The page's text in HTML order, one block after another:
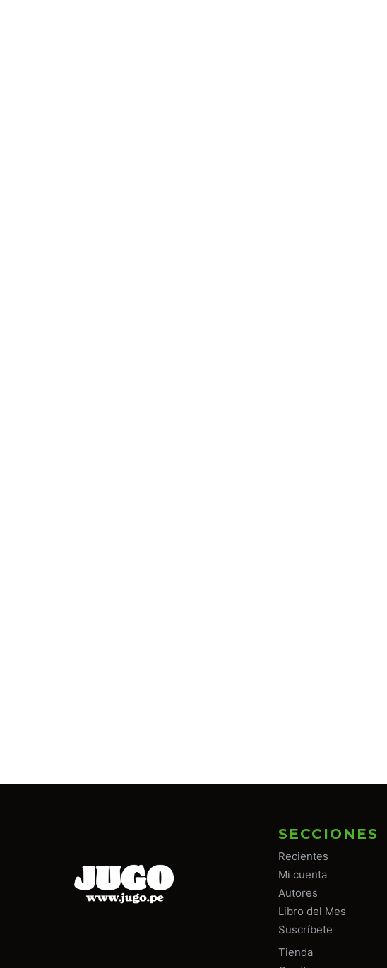
SECCIONES
Recientes
Mi cuenta
Autores
Libro del Mes
Suscríbete
Tienda